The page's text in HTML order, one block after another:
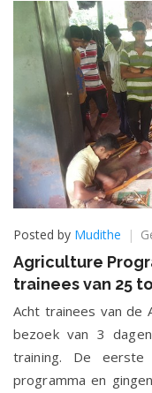
Posted by Mudithe
Agriculture
trainees van 25
Acht trainees van de
bezoek van 3
training. De
programma en